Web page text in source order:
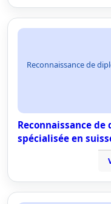
Reconnaissance de
Reconnaissance
spécialisée en